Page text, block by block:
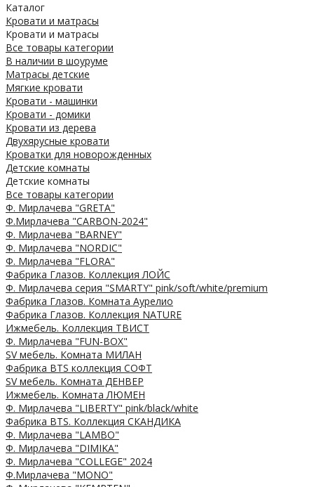
Каталог
Кровати и матрасы
Кровати и матрасы
Все товары категории
В наличии в шоуруме
Матрасы детские
Мягкие кровати
Кровати - машинки
Кровати - домики
Кровати из дерева
Двухярусные кровати
Кроватки для новорожденных
Детские комнаты
Детские комнаты
Все товары категории
Ф. Мирлачева "GRETA"
Ф.Мирлачева "CARBON-2024"
Ф. Мирлачева "BARNEY"
Ф. Мирлачева "NORDIC"
Ф. Мирлачева "FLORA"
Фабрика Глазов. Коллекция ЛОЙС
Ф. Мирлачева серия "SMARTY" pink/soft/white/premium
Фабрика Глазов. Комната Аурелио
Фабрика Глазов. Коллекция NATURE
Ижмебель. Коллекция ТВИСТ
Ф. Мирлачева "FUN-BOX"
SV мебель. Комната МИЛАН
Фабрика BTS коллекция СОФТ
SV мебель. Комната ДЕНВЕР
Ижмебель. Комната ЛЮМЕН
Ф. Мирлачева "LIBERTY" pink/black/white
Фабрика BTS. Коллекция СКАНДИКА
Ф. Мирлачева "LAMBO"
Ф. Мирлачева "DIMIKA"
Ф. Мирлачева "COLLEGE" 2024
Ф.Мирлачева "MONO"